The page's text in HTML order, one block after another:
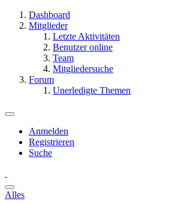
Dashboard
Mitglieder
Letzte Aktivitäten
Benutzer online
Team
Mitgliedersuche
Forum
Unerledigte Themen
Anmelden
Registrieren
Suche
Alles